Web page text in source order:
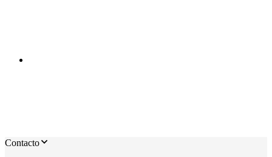
Contacto